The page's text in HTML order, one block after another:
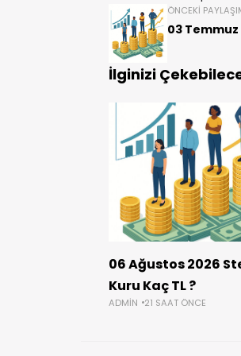
ÖNCEKI
03 Temmuz
İlginizi
06 Ağustos 2026
Kuru Kaç TL ?
ADMIN 21 SAAT ÖNCE